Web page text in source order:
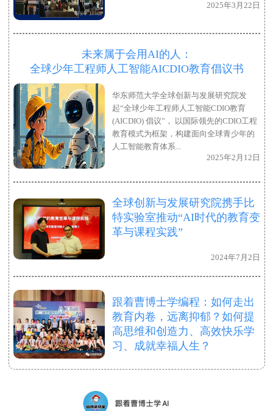
2025年3月22日
未来属于会用AI的人：
全球少年工程师人工智能AICDIO教育倡议书
华东师范大学全球创新与发展研究院发
起“全球少年工程师人工智能CDIO教育
(AICDIO) 倡议”， 以国际领先的CDIO工程
教育模式为框架，构建面向全球青少年的
人工智能教育体系...
2025年2月12日
全球创新与发展研究院携手比
特实验室推动“AI时代的教育变
革与课程实践”
2024年7月2日
跟着曹博士学编程：如何走出
教育内卷，远离抑郁？如何提
高思维和创造力、高效快乐学
习、成就幸福人生？